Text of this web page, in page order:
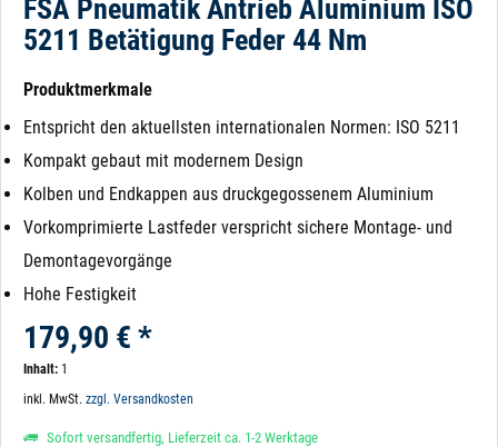
FSA Pneumatik Antrieb Aluminium ISO
5211 Betätigung Feder 44 Nm
Produktmerkmale
Entspricht den aktuellsten internationalen Normen: ISO 5211
Kompakt gebaut mit modernem Design
Kolben und Endkappen aus druckgegossenem Aluminium
Vorkomprimierte Lastfeder verspricht sichere Montage- und
Demontagevorgänge
Hohe Festigkeit
179,90 € *
Inhalt: 1
inkl. MwSt. zzgl. Versandkosten
Sofort versandfertig, Lieferzeit ca. 1-2 Werktage